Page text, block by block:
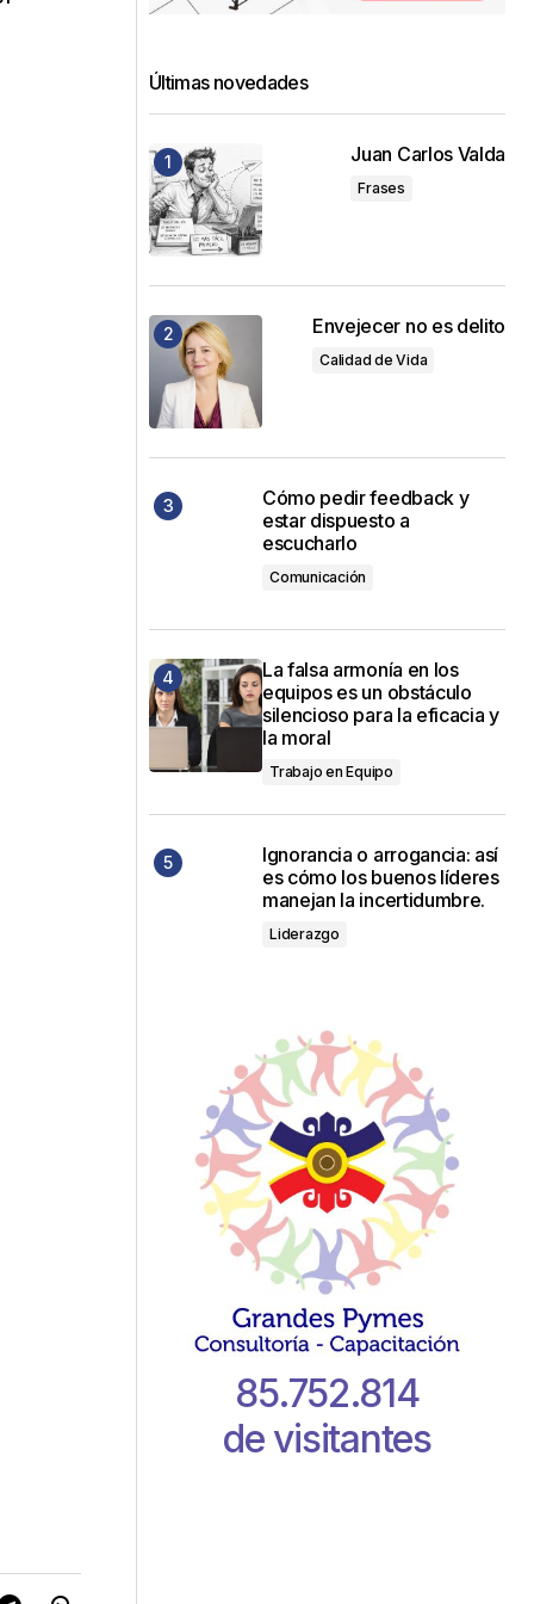
Últimas novedades
Juan Carlos Valda
Frases
Envejecer no es delito
Calidad de Vida
Cómo pedir feedback y
estar dispuesto a
escucharlo
Comunicación
La falsa armonía en los
equipos es un obstáculo
silencioso para la eficacia y
la moral
Trabajo en Equipo
Ignorancia o arrogancia: así
es cómo los buenos líderes
manejan la incertidumbre.
Liderazgo
85.752.814
de visitantes